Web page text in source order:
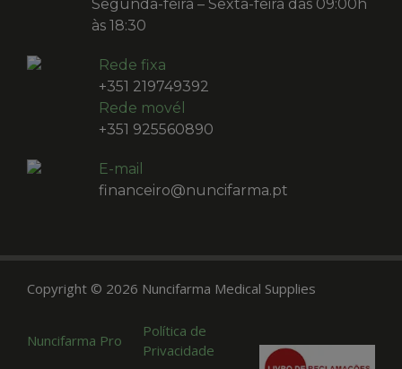
Segunda-feira – Sexta-feira das 09:00h
às 18:30
Rede fixa
+351 219749392
Rede movél
+351 925560890
E-mail
financeiro@nuncifarma.pt
Nuncifarma Pro
Política de
Privacidade
Copyright © 2026 Nuncifarma Medical Supplies
€810,59
IVA em vigor